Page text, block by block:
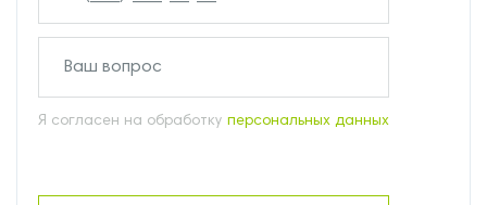
Я согласен на обработку персональных данных